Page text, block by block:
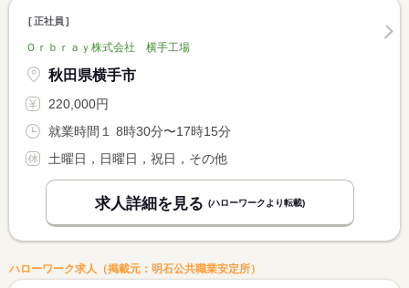
正社員
Ｏｒｂｒａｙ株式会社 横手工場
秋田県横手市
220,000円
就業時間１ 8時30分〜17時15分
土曜日，日曜日，祝日，その他
求人詳細を見る (ハローワークより転載)
ハローワーク求人（掲載元：明石公共職業安定所）